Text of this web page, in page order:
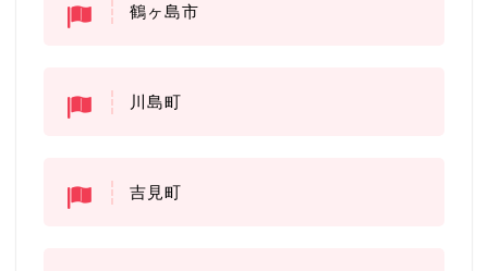
鶴ヶ島市
川島町
吉見町